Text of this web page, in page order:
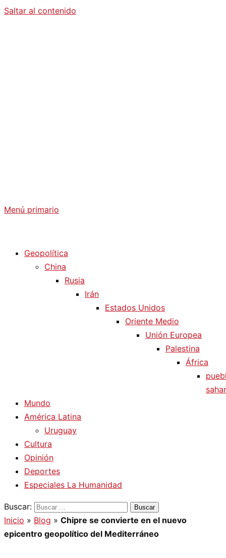
Saltar al contenido
Menú primario
Geopolítica
China
Rusia
Irán
Estados Unidos
Oriente Medio
Unión Europea
Palestina
África
Mundo
América Latina
Uruguay
Cultura
Opinión
Deportes
Especiales La Humanidad
Buscar:
Inicio » Blog » Chipre se convierte en el nuevo
epicentro geopolítico del Mediterráneo